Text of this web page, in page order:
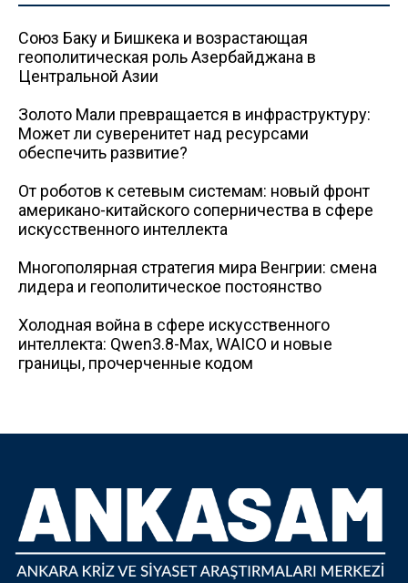
Союз Баку и Бишкека и возрастающая
геополитическая роль Азербайджана в
Центральной Азии
Золото Мали превращается в инфраструктуру:
Может ли суверенитет над ресурсами
обеспечить развитие?
От роботов к сетевым системам: новый фронт
американо-китайского соперничества в сфере
искусственного интеллекта
Многополярная стратегия мира Венгрии: смена
лидера и геополитическое постоянство
Холодная война в сфере искусственного
интеллекта: Qwen3.8-Max, WAICO и новые
границы, прочерченные кодом